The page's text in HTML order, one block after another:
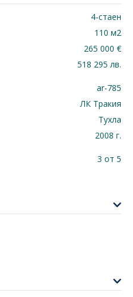
4-стаен
110 м2
265 000 €
518 295 лв.
ar-785
ЛК Тракия
Тухла
2008 г.
3 от 5